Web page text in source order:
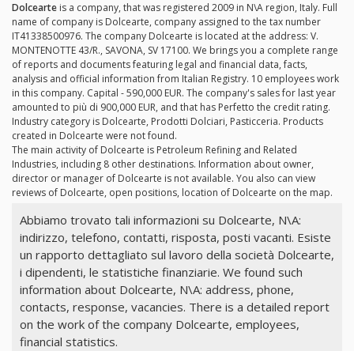
Dolcearte is a company, that was registered 2009 in N\A region, Italy. Full
name of company is Dolcearte, company assigned to the tax number
IT41338500976. The company Dolcearte is located at the address: V.
MONTENOTTE 43/R., SAVONA, SV 17100. We brings you a complete range
of reports and documents featuring legal and financial data, facts,
analysis and official information from Italian Registry. 10 employees work
in this company. Capital - 590,000 EUR. The company's sales for last year
amounted to più di 900,000 EUR, and that has Perfetto the credit rating.
Industry category is Dolcearte, Prodotti Dolciari, Pasticceria. Products
created in Dolcearte were not found.
The main activity of Dolcearte is Petroleum Refining and Related
Industries, including 8 other destinations. Information about owner,
director or manager of Dolcearte is not available. You also can view
reviews of Dolcearte, open positions, location of Dolcearte on the map.
Abbiamo trovato tali informazioni su Dolcearte, N\A:
indirizzo, telefono, contatti, risposta, posti vacanti. Esiste
un rapporto dettagliato sul lavoro della società Dolcearte,
i dipendenti, le statistiche finanziarie. We found such
information about Dolcearte, N\A: address, phone,
contacts, response, vacancies. There is a detailed report
on the work of the company Dolcearte, employees,
financial statistics.